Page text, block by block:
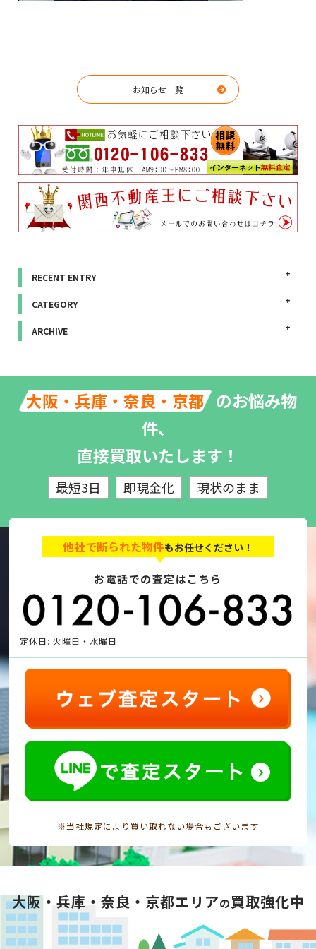
お知らせ一覧
RECENT ENTRY
CATEGORY
ARCHIVE
大阪・兵庫・奈良・京都 のお悩み物
件、
直接買取いたします！
最短3日 即現金化 現状のまま
他社で断られた物件もお任せください！
お電話での査定はこちら
定休日: 火曜日・水曜日
※当社規定により買い取れない場合もございます
大阪・兵庫・奈良・京都エリアの買取強化中